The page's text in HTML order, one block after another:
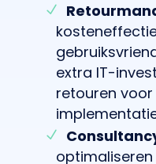
extra IT-
retouren